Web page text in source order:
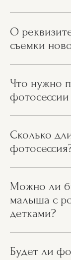
О
съемки
Что нужно
Сколько
Можно ли
малыша с
детками?
Будет ли